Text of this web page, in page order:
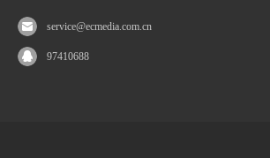
service@ecmedia.com.cn
97410688